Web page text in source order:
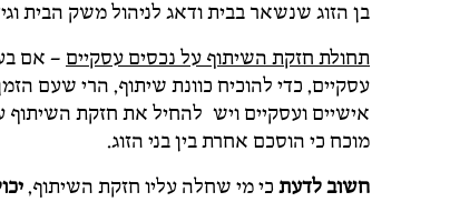
בן הזוג שנשאר בבית ודאג לניהול משק הבית
תחולת חזקת השיתוף על נכסים עסקיים – אם
עסקיים, כדי להוכיח כוונת שיתוף, הרי שעם
אישיים ועסקיים ויש להחיל את חזקת
מוכח כי הוסכם אחרת בין בני הזוג.
חשוב לדעת כי מי שחלה עליו חזקת השיתוף,